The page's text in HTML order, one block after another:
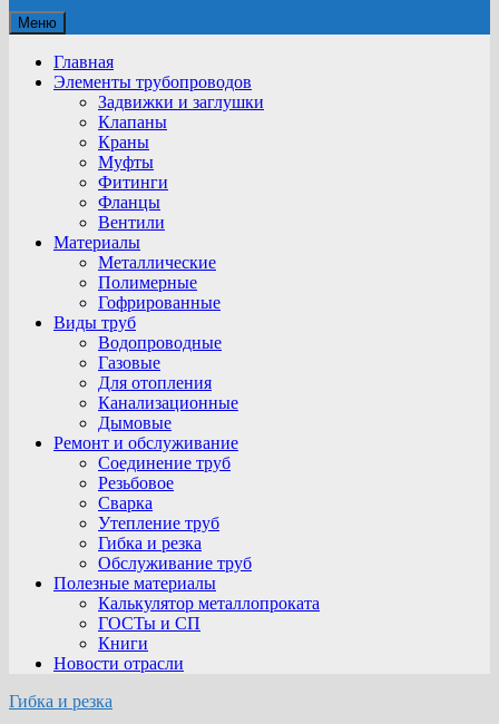
Меню
Главная
Элементы трубопроводов
Задвижки и заглушки
Клапаны
Краны
Муфты
Фитинги
Фланцы
Вентили
Материалы
Металлические
Полимерные
Гофрированные
Виды труб
Водопроводные
Газовые
Для отопления
Канализационные
Дымовые
Ремонт и обслуживание
Соединение труб
Резьбовое
Сварка
Утепление труб
Гибка и резка
Обслуживание труб
Полезные материалы
Калькулятор металлопроката
ГОСТы и СП
Книги
Новости отрасли
Гибка и резка